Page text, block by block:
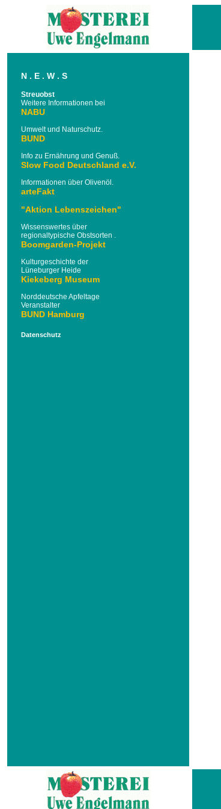
N . E . W . S
Streuobst
Weitere Informationen bei
NABU
Umwelt und Naturschutz.
BUND
Info zu Ernährung und Genuß.
Slow Food Deutschland e.V.
Informationen über Olivenöl.
arteFakt
"Aktion Lebenszeichen"
Wissenswertes über
regionaltypische Obstsorten .
Boomgarden-Projekt
Kulturgeschichte der
Lüneburger Heide
Kiekeberg Museum
Norddeutsche Apfeltage
Veranstalter
BUND Hamburg
Datenschutz